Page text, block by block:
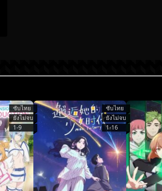
ซับไทย
ยังไม่จบ
1-9
ซับไทย
ยังไม่จบ
1-16